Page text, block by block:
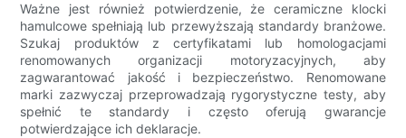
Ważne jest również potwierdzenie, że ceramiczne klocki
hamulcowe spełniają lub przewyższają standardy branżowe.
Szukaj produktów z certyfikatami lub homologacjami
renomowanych organizacji motoryzacyjnych, aby
zagwarantować jakość i bezpieczeństwo. Renomowane
marki zazwyczaj przeprowadzają rygorystyczne testy, aby
spełnić te standardy i często oferują gwarancje
potwierdzające ich deklaracje.